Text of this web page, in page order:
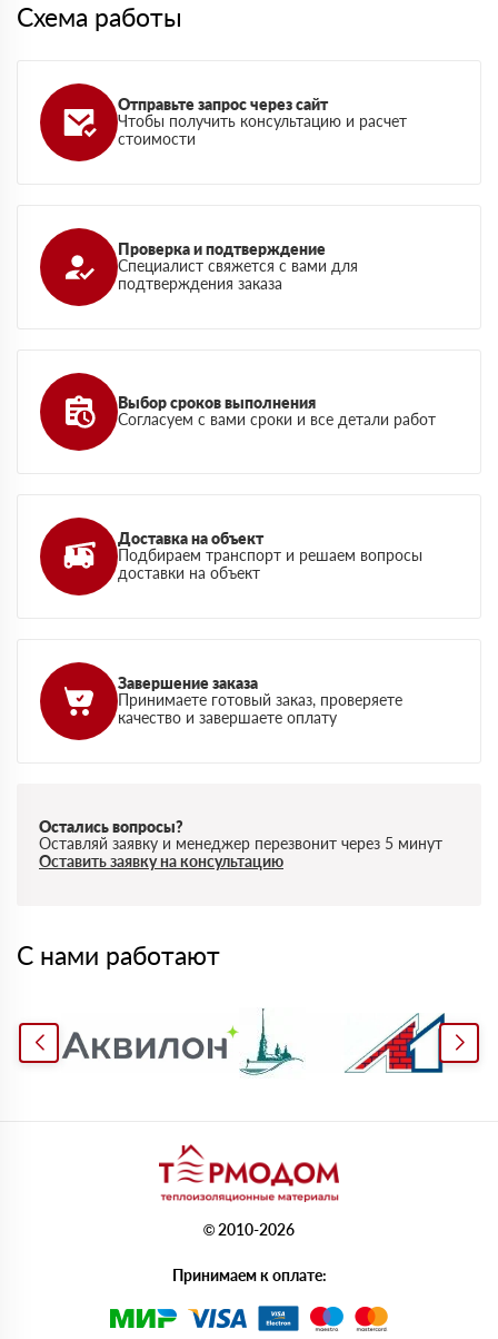
Схема работы
Отправьте запрос через сайт
Чтобы получить консультацию и расчет
стоимости
Проверка и подтверждение
Специалист свяжется с вами для
подтверждения заказа
Выбор сроков выполнения
Согласуем с вами сроки и все детали работ
Доставка на объект
Подбираем транспорт и решаем вопросы
доставки на объект
Завершение заказа
Принимаете готовый заказ, проверяете
качество и завершаете оплату
Остались вопросы?
Оставляй заявку и менеджер перезвонит через 5 минут
Оставить заявку на консультацию
С нами работают
© 2010-2026
Принимаем к оплате: